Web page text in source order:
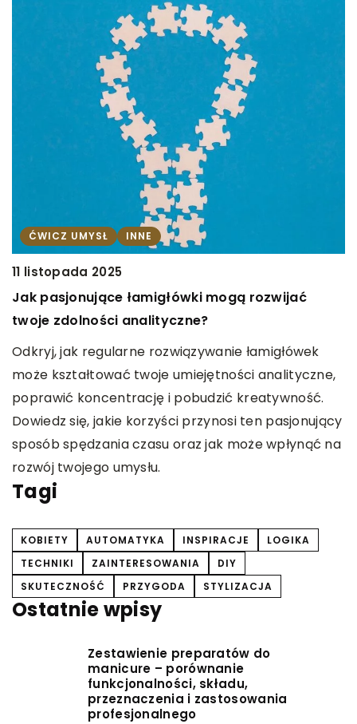
ĆWICZ UMYSŁ INNE
11 listopada 2025
Jak pasjonujące łamigłówki mogą rozwijać
twoje zdolności analityczne?
Odkryj, jak regularne rozwiązywanie łamigłówek
może kształtować twoje umiejętności analityczne,
poprawić koncentrację i pobudzić kreatywność.
Dowiedz się, jakie korzyści przynosi ten pasjonujący
sposób spędzania czasu oraz jak może wpłynąć na
rozwój twojego umysłu.
Tagi
KOBIETY AUTOMATYKA INSPIRACJE
LOGIKA
TECHNIKI
ZAINTERESOWANIA
DIY
SKUTECZNOŚĆ
PRZYGODA STYLIZACJA
Ostatnie wpisy
Zestawienie preparatów do
manicure – porównanie
funkcjonalności, składu,
przeznaczenia i zastosowania
profesjonalnego